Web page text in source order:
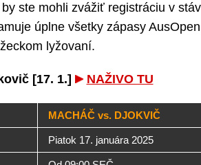
ste mohli zvážiť registráciu v
úplne všetky zápasy
lyžovaní.
[17. 1.] NAŽIVO TU
MACHÁČ vs. DJOKVIČ
Piatok 17. januára 2025